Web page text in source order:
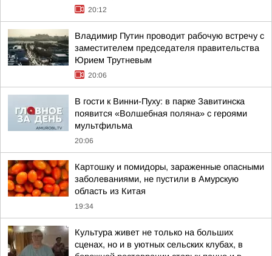
20:12
Владимир Путин проводит рабочую встречу с
заместителем председателя правительства
Юрием Трутневым
20:06
В гости к Винни-Пуху: в парке Завитинска
появится «Волшебная поляна» с героями
мультфильма
20:06
Картошку и помидоры, зараженные опасными
заболеваниями, не пустили в Амурскую
область из Китая
19:34
Культура живет не только на больших
сценах, но и в уютных сельских клубах, в